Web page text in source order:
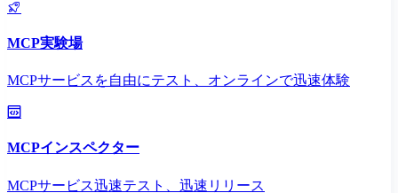
MCP実験場
MCPサービスを自由にテスト、オンラインで迅速体験
MCPインスペクター
MCPサービス迅速テスト、迅速リリース